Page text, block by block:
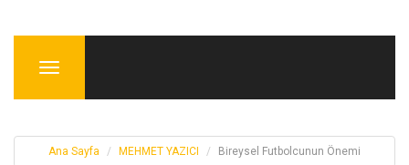
Menu
Ana Sayfa MEHMET YAZICI Bireysel Futbolcunun Önemi